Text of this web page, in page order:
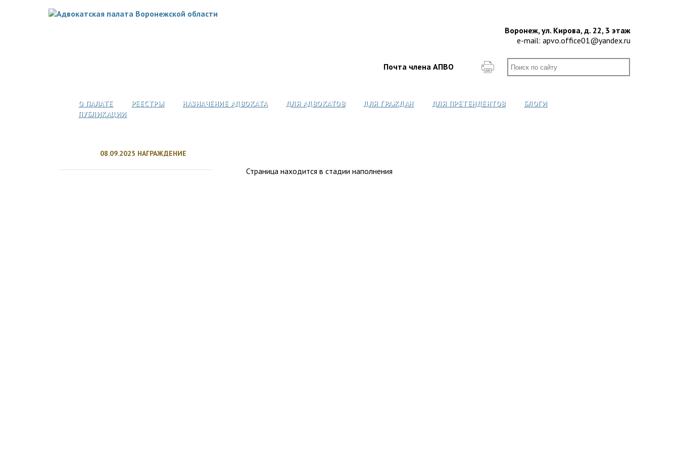
Воронеж, ул. Кирова, д. 22, 3 этаж
e-mail: apvo.office01@yandex.ru
Почта члена АПВО
О ПАЛАТЕ РЕЕСТРЫ НАЗНАЧЕНИЕ АДВОКАТА ДЛЯ АДВОКАТОВ ДЛЯ ГРАЖДАН ДЛЯ ПРЕТЕНДЕНТОВ
БЛОГИ
ПУБЛИКАЦИИ
08.09.2025 НАГРАЖДЕНИЕ
Страница находится в стадии наполнения